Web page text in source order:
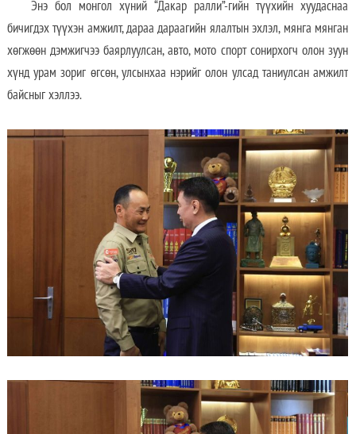
Энэ бол монгол хүний “Дакар ралли”-гийн түүхийн хуудаснаа
бичигдэх түүхэн амжилт, дараа дараагийн ялалтын эхлэл, мянга мянган
хөгжөөн дэмжигчээ баярлуулсан, авто, мото спорт сонирхогч олон зуун
хүнд урам зориг өгсөн, улсынхаа нэрийг олон улсад таниулсан амжилт
байсныг хэллээ.